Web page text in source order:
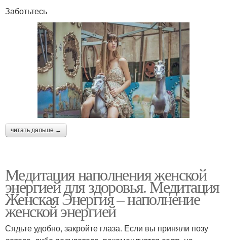
Заботьтесь
читать дальше →
Медитация наполнения женской
энергией для здоровья. Медитация
Женская Энергия – наполнение
женской энергией
Сядьте удобно, закройте глаза. Если вы приняли позу